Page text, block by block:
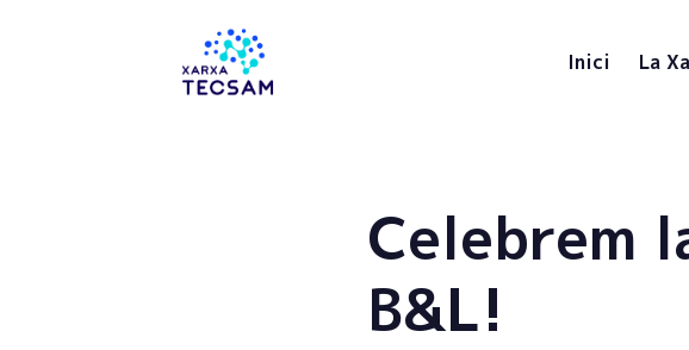
Inici La
Celebrem
B&L!